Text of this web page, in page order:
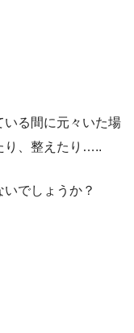
いる間に元々いた場
り、整えたり…..
でしょうか？